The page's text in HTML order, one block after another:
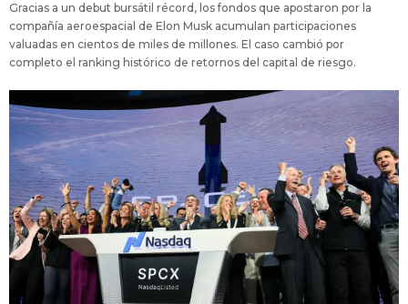
Gracias a un debut bursátil récord, los fondos que apostaron por la
compañía aeroespacial de Elon Musk acumulan participaciones
valuadas en cientos de miles de millones. El caso cambió por
completo el ranking histórico de retornos del capital de riesgo.